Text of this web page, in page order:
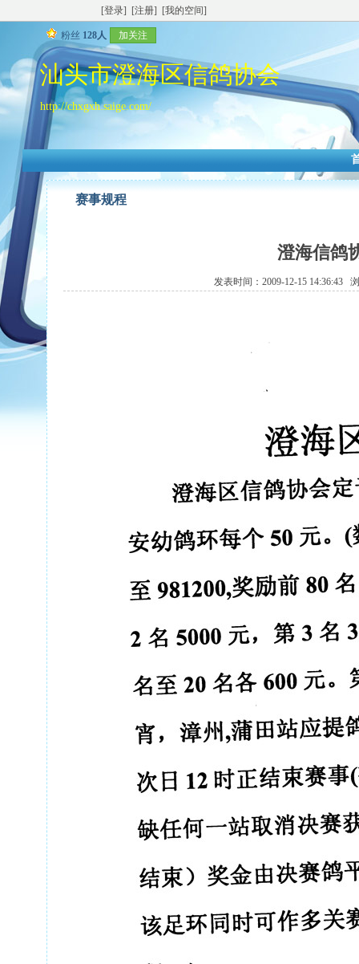
[登录] [注册] [我的空间]
粉丝 128人 加关注
汕头市澄海区信鸽协会
http://chxgxh.saige.com/
赛事规程
澄海信鸽
发表时间：2009-12-15 14:36:43